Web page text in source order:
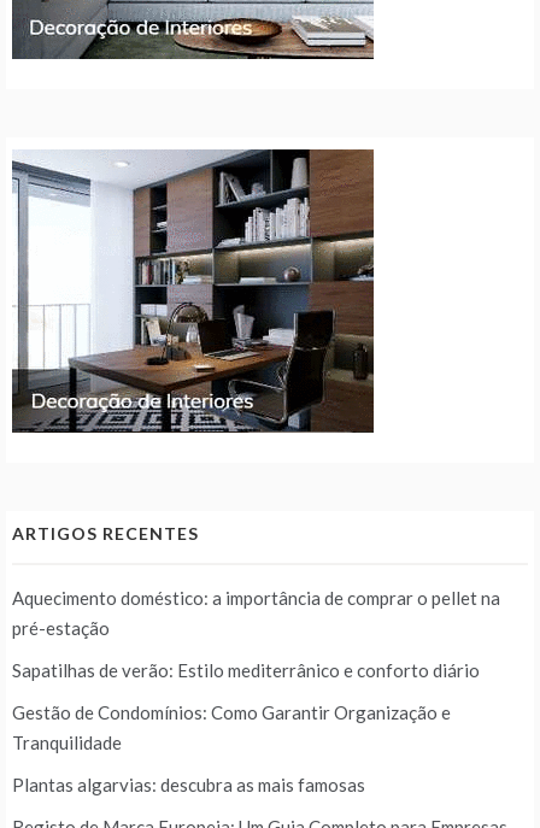
ARTIGOS RECENTES
Aquecimento doméstico: a importância de comprar o pellet na
pré-estação
Sapatilhas de verão: Estilo mediterrânico e conforto diário
Gestão de Condomínios: Como Garantir Organização e
Tranquilidade
Plantas algarvias: descubra as mais famosas